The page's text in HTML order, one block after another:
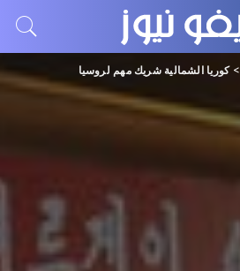
>كوريا الشمالية شريك مهم لروسيا